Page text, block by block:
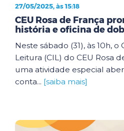
27/05/2025, às 15:18
CEU Rosa de França
história e oficina de
Neste sábado (31), às 10h,
Leitura (CIL) do CEU Rosa
uma atividade especial
conta... [saiba mais]